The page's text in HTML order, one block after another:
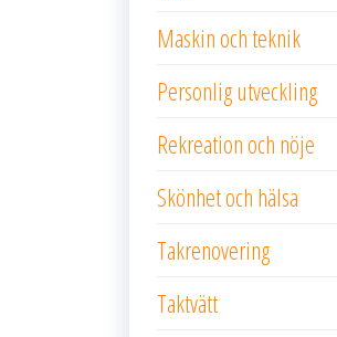
Maskin och teknik
Personlig utveckling
Rekreation och nöje
Skönhet och hälsa
Takrenovering
Taktvätt